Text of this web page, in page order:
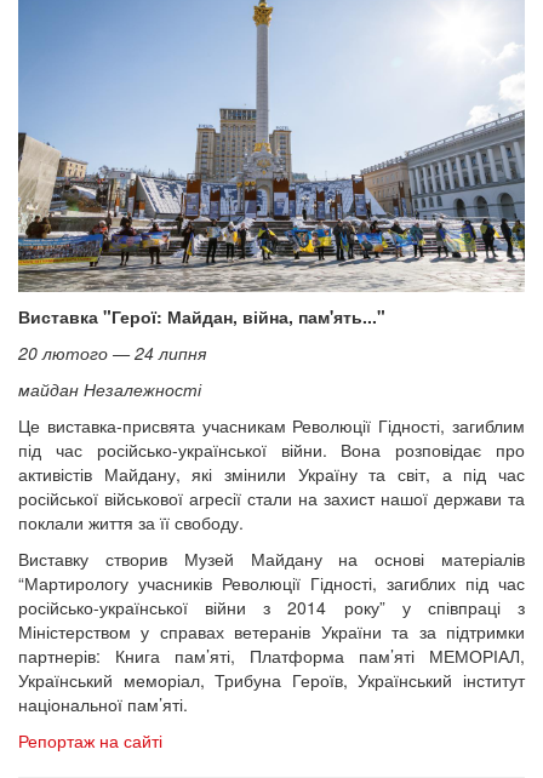
Виставка "Герої: Майдан, війна, пам'ять..."
20 лютого — 24 липня
майдан Незалежності
Це виставка-присвята учасникам Революції Гідності, загиблим
під час російсько-української війни. Вона розповідає про
активістів Майдану, які змінили Україну та світ, а під час
російської військової агресії стали на захист нашої держави та
поклали життя за її свободу.
Виставку створив Музей Майдану на основі матеріалів
“Мартирологу учасників Революції Гідності, загиблих під час
російсько-української війни з 2014 року” у співпраці з
Міністерством у справах ветеранів України та за підтримки
партнерів: Книга пам’яті, Платформа пам’яті МЕМОРІАЛ,
Український меморіал, Трибуна Героїв, Український інститут
національної пам’яті.
Репортаж на сайті